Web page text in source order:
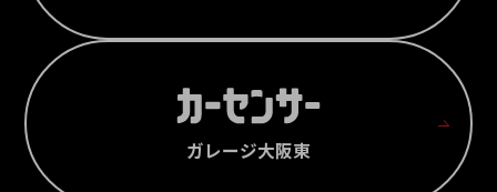
ガレージ大阪東